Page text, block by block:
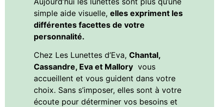
simple aide visuelle, elles expriment les
différentes facettes de votre
personnalité.
Chez Les Lunettes d’Eva, Chantal,
Cassandre, Eva et Mallory vous
accueillent et vous guident dans votre
choix. Sans s’imposer, elles sont à votre
écoute pour déterminer vos besoins et